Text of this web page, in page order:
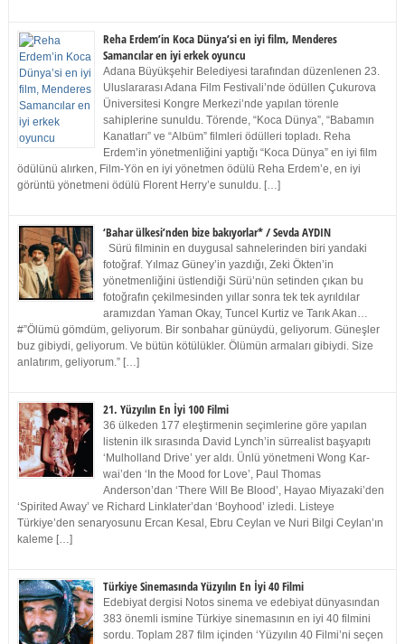
Reha Erdem’in Koca Dünya’si en iyi film, Menderes
Samancılar en iyi erkek oyuncu
Adana Büyükşehir Belediyesi tarafından düzenlenen 23.
Uluslararası Adana Film Festivali’nde ödüllen Çukurova
Üniversitesi Kongre Merkezi’nde yapılan törenle
sahiplerine sunuldu. Törende, “Koca Dünya”, “Babamın
Kanatları” ve “Albüm” filmleri ödülleri topladı. Reha
Erdem’in yönetmenliğini yaptığı “Koca Dünya” en iyi film
ödülünü alırken, Film-Yön en iyi yönetmen ödülü Reha Erdem’e, en iyi
görüntü yönetmeni ödülü Florent Herry’e sunuldu. […]
‘Bahar ülkesi’nden bize bakıyorlar* / Sevda AYDIN
Sürü filminin en duygusal sahnelerinden biri yandaki
fotoğraf. Yılmaz Güney’in yazdığı, Zeki Ökten’in
yönetmenliğini üstlendiği Sürü’nün setinden çıkan bu
fotoğrafın çekilmesinden yıllar sonra tek tek ayrıldılar
aramızdan Yaman Okay, Tuncel Kurtiz ve Tarık Akan…
#”Ölümü gömdüm, geliyorum. Bir sonbahar günüydü, geliyorum. Güneşler
buz gibiydi, geliyorum. Ve bütün kötülükler. Ölümün armaları gibiydi. Size
anlatırım, geliyorum.” […]
21. Yüzyılın En İyi 100 Filmi
36 ülkeden 177 eleştirmenin seçimlerine göre yapılan
listenin ilk sırasında David Lynch’in sürrealist başyapıtı
‘Mulholland Drive’ yer aldı. Ünlü yönetmeni Wong Kar-
wai’den ‘In the Mood for Love’, Paul Thomas
Anderson’dan ‘There Will Be Blood’, Hayao Miyazaki’den
‘Spirited Away’ ve Richard Linklater’dan ‘Boyhood’ izledi. Listeye
Türkiye’den senaryosunu Ercan Kesal, Ebru Ceylan ve Nuri Bilgi Ceylan’ın
kaleme […]
Türkiye Sinemasında Yüzyılın En İyi 40 Filmi
Edebiyat dergisi Notos sinema ve edebiyat dünyasından
383 önemli ismine Türkiye sinemasının en iyi 40 filmini
sordu. Toplam 287 film içinden ‘Yüzyılın 40 Filmi’ni seçen